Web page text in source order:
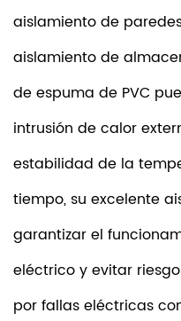
aislamiento de
aislamiento de
de espuma de PVC
intrusión de calor
estabilidad de la
tiempo, su excelente
garantizar el
eléctrico y evitar
por fallas eléctricas